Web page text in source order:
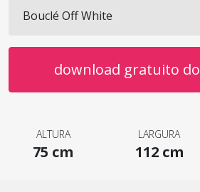
download gratuito do
ALTURA
75 cm
LARGURA
112 cm